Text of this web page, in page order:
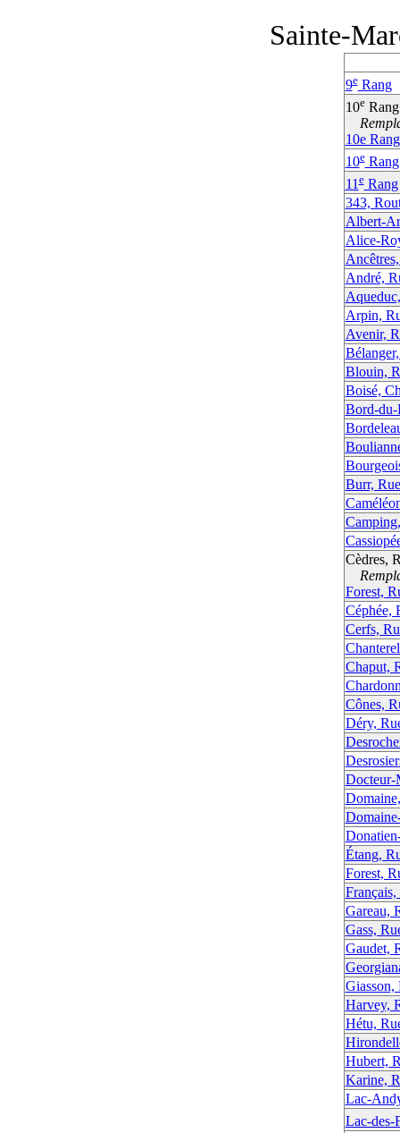
Sainte-
9eRang
10eRang
10e
10eRang
11eRang
343,
Albert-
Alice-
André,
Arpin,
Avenir,
Blouin,
Boisé,
Bord-du-
Burr, Rue
Cèdres,
Forest,
Céphée,
Cerfs,
Chaput,
Cônes,
Déry,
Docteur-
Étang,
Forest,
Français,
Gareau,
Gass,
Gaudet,
Giasson,
Harvey,
Hétu,
Hubert,
Karine,
Lac-
Lac-des-